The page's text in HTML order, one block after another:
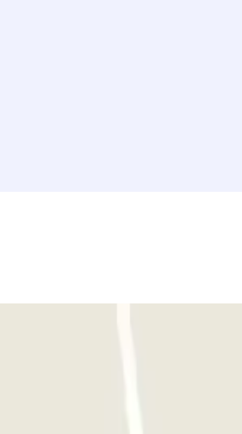
met de boekingsbevestiging